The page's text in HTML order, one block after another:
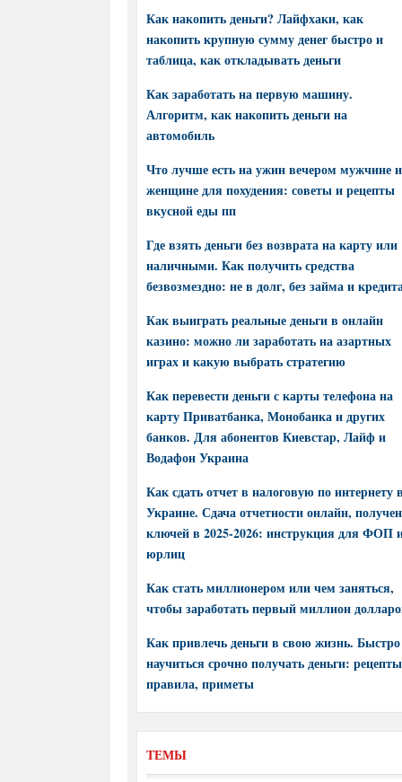
Как накопить деньги? Лайфхаки, как
накопить крупную сумму денег быстро и
таблица, как откладывать деньги
Как заработать на первую машину.
Алгоритм, как накопить деньги на
автомобиль
Что лучше есть на ужин вечером мужчине и
женщине для похудения: советы и рецепты
вкусной еды пп
Где взять деньги без возврата на карту или
наличными. Как получить средства
безвозмездно: не в долг, без займа и
Как выиграть реальные деньги в онлайн
казино: можно ли заработать на азартных
играх и какую выбрать стратегию
Как перевести деньги с карты телефона на
карту Приватбанка, Монобанка и других
банков. Для абонентов Киевстар, Лайф и
Водафон Украина
Как сдать отчет в налоговую по интернету в
Украине. Сдача отчетности онлайн,
ключей в 2025-2026: инструкция для ФОП
юрлиц
Как стать миллионером или чем заняться,
чтобы заработать первый миллион
Как привлечь деньги в свою жизнь. Быстро
научиться срочно получать деньги:
правила, приметы
ТЕМЫ